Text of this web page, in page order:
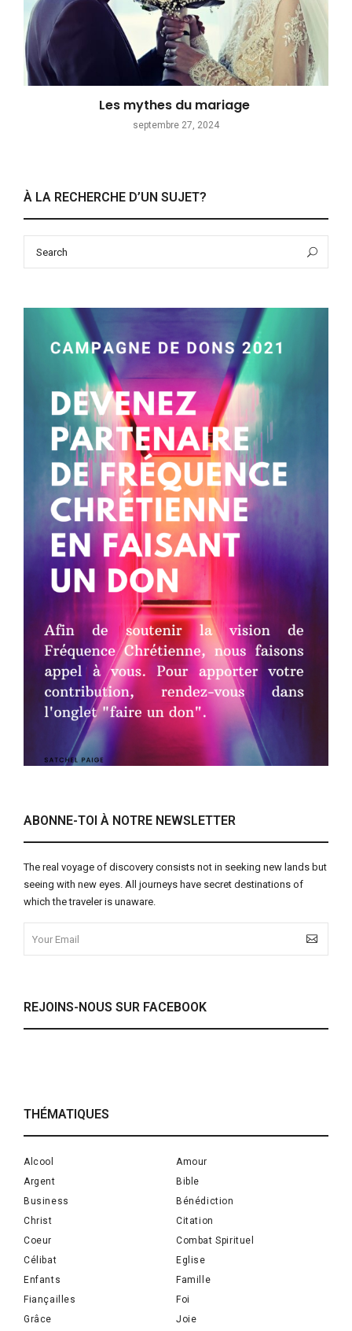
Les mythes du mariage
septembre 27, 2024
À LA RECHERCHE D’UN SUJET?
ABONNE-TOI À NOTRE NEWSLETTER
The real voyage of discovery consists not in seeking new lands but
seeing with new eyes. All journeys have secret destinations of
which the traveler is unaware.
REJOINS-NOUS SUR FACEBOOK
THÉMATIQUES
Alcool
Amour
Argent
Bible
Business
Bénédiction
Christ
Citation
Coeur
Combat Spirituel
Célibat
Eglise
Enfants
Famille
Fiançailles
Foi
Grâce
Joie